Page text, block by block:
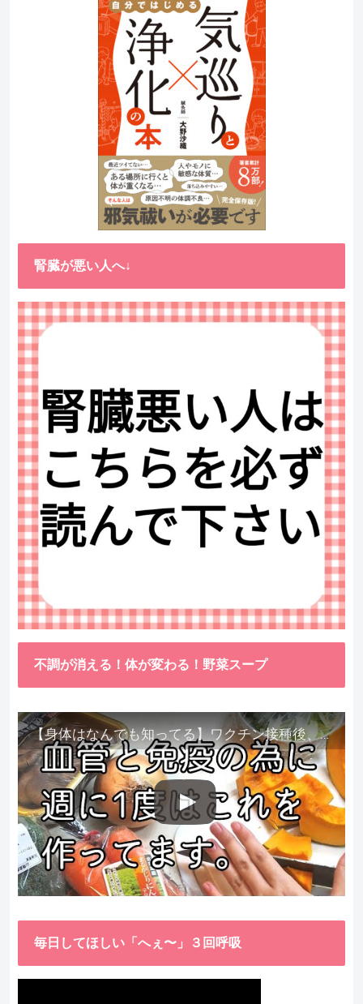
腎臓が悪い人へ↓
不調が消える！体が変わる！野菜スープ
【身体はなんでも知ってる】ワクチン接種後、異常に食べたくなった野菜が細胞回復に貢献してくれました。
毎日してほしい「へぇ〜」３回呼吸